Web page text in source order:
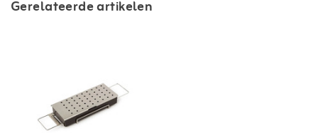
Gerelateerde artikelen